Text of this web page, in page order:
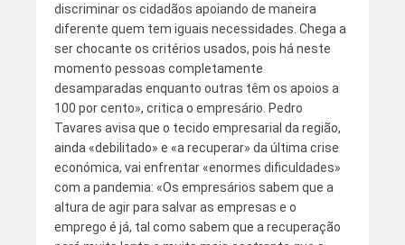
discriminar os cidadãos apoiando de maneira
diferente quem tem iguais necessidades. Chega a
ser chocante os critérios usados, pois há neste
momento pessoas completamente
desamparadas enquanto outras têm os apoios a
100 por cento», critica o empresário. Pedro
Tavares avisa que o tecido empresarial da região,
ainda «debilitado» e «a recuperar» da última crise
económica, vai enfrentar «enormes dificuldades»
com a pandemia: «Os empresários sabem que a
altura de agir para salvar as empresas e o
emprego é já, tal como sabem que a recuperação